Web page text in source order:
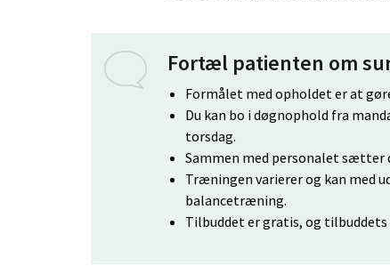
Fortæl patienten om
Formålet med opholdet er at
Du kan bo i døgnophold fra
torsdag.
Sammen med personalet
Træningen varierer og kan med
balancetræning.
Tilbuddet er gratis, og